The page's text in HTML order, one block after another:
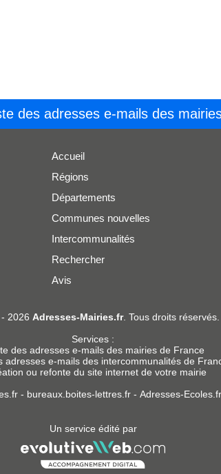
des adresses e-mails des
Accueil
Régions
Départements
Communes nouvelles
Intercommunalités
Rechercher
Avis
2026 Adresses-Mairies.fr. Tous droits réservés.
Services :
des adresses e-mails des mairies de France
adresses e-mails des intercommunalités de
ou refonte du site internet de votre mairie
- bureaux.boites-lettres.fr- Adresses-Ecoles.fr
Un service édité par